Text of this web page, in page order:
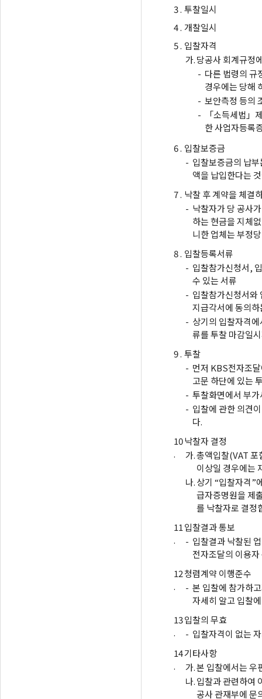
3 . 투찰일시
4 . 개찰일시
5 . 입찰자격
가.당공사 회계규정
- 다른 법령의 규
경우에는 당해
- 보안측정 등의
-
「소득세법」
한 사업자등록
6 . 입찰보증금
- 입찰보증금의 납
액을 납입한다는
7 . 낙찰 후 계약을 체결
- 낙찰자가 당 공사
하는 현금을 지체
니한 업체는 부정
8 . 입찰등록서류
- 입찰참가신청서,
수 있는 서류
- 입찰참가신청서와
지급각서에 동의
- 상기의 입찰자격
류를 투찰 마감일
9 . 투찰
- 먼저 KBS전자조
고문 하단에 있는
- 투찰화면에서 부
- 입찰에 관한 의견
다.
10
.
낙찰자 결정
가.총액입찰(VAT 포
이상일 경우에는
나.상기 “입찰자격”
급자증명원을 제
를 낙찰자로 결정
11
.
입찰결과 통보
- 입찰결과 낙찰된
전자조달의 이용
12
.
청렴계약 이행준수
- 본 입찰에 참가하
자세히 알고 입찰
13
.
입찰의 무효
- 입찰자격이 없는
14
.
기타사항
가.본 입찰에서는 우
나.입찰과 관련하여
공사 관재부에 문